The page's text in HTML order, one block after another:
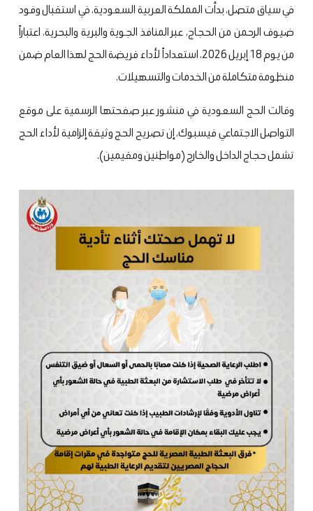
في سياق متصل، بدأت المملكة العربية السعودية، في استقبال وفود
ضيوف الرحمن من الحجاج، عبر المنافذ الجوية والبرية والبحرية، اعتباراً
من يوم 18 إبريل 2026، استعداداً لأداء فريضة الحج لهذا العام ضمن
منظومة متكاملة من الخدمات والتسهيلات.
وقالت الحج السعودية في منشور عبر صفحتها الرسمية على موقع
التواصل الاجتماعي فيسبوك، إن تصريح الحج وثيقة إلزامية لأداء الحج
تشمل حجاج الداخل والخارج (مواطنين ومقيمين).